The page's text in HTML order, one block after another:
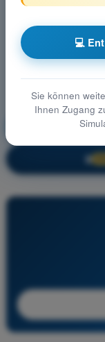
Luftrecht
🔒
💻
Sie können
Ihnen Zugang